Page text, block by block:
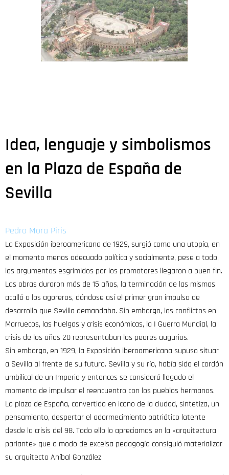
Idea, lenguaje y simbolismos
en la Plaza de España de
Sevilla
Pedro Mora Piris
La Exposición iberoamericana de 1929, surgió como una utopía, en
el momento menos adecuado política y socialmente, pese a todo,
los argumentos esgrimidos por los promotores llegaron a buen fin.
Las obras duraron más de 15 años, la terminación de las mismas
acalló a los agoreros, dándose así el primer gran impulso de
desarrollo que Sevilla demandaba. Sin embargo, los conflictos en
Marruecos, las huelgas y crisis económicas, la I Guerra Mundial, la
crisis de los años 20 representaban los peores augurios.
Sin embargo, en 1929, la Exposición iberoamericana supuso situar
a Sevilla al frente de su futuro. Sevilla y su río, había sido el cordón
umbilical de un Imperio y entonces se consideró llegado el
momento de impulsar el reencuentro con los pueblos hermanos.
La plaza de España, convertida en icono de la ciudad, sintetiza, un
pensamiento, despertar el adormecimiento patriótico latente
desde la crisis del 98. Todo ello lo apreciamos en la «arquitectura
parlante» que a modo de excelsa pedagogía consiguió materializar
su arquitecto Aníbal González.